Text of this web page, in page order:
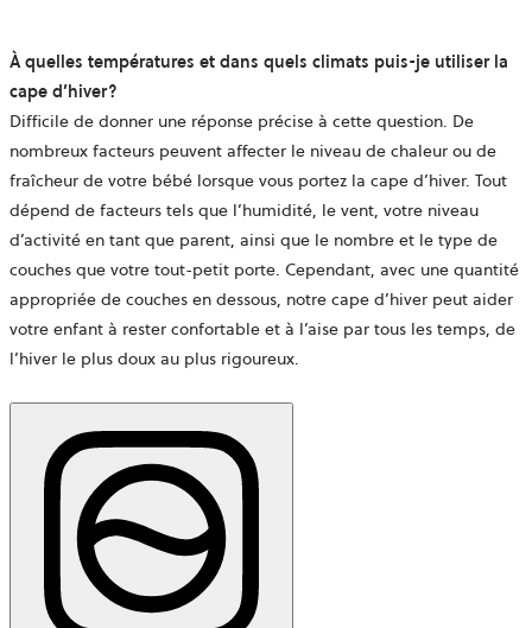
À quelles températures et dans quels climats puis-je utiliser la
cape d’hiver?
Difficile de donner une réponse précise à cette question. De
nombreux facteurs peuvent affecter le niveau de chaleur ou de
fraîcheur de votre bébé lorsque vous portez la cape d’hiver. Tout
dépend de facteurs tels que l’humidité, le vent, votre niveau
d’activité en tant que parent, ainsi que le nombre et le type de
couches que votre tout-petit porte. Cependant, avec une quantité
appropriée de couches en dessous, notre cape d’hiver peut aider
votre enfant à rester confortable et à l’aise par tous les temps, de
l’hiver le plus doux au plus rigoureux.